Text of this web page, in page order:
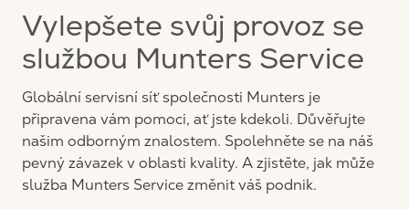
Vylepšete svůj provoz se
službou Munters Service
Globální servisní síť společnosti Munters je
připravena vám pomoci, ať jste kdekoli. Důvěřujte
našim odborným znalostem. Spolehněte se na náš
pevný závazek v oblasti kvality. A zjistěte, jak může
služba Munters Service změnit váš podnik.